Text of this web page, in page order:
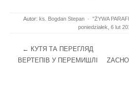
Autor: ks. Bogdan Stepan · "ŻYWA
poniedziałek, 6 lut
Post navigation
← КУТЯ ТА ПЕРЕГЛЯД
ВЕРТЕПІВ У ПЕРЕМИШЛІ